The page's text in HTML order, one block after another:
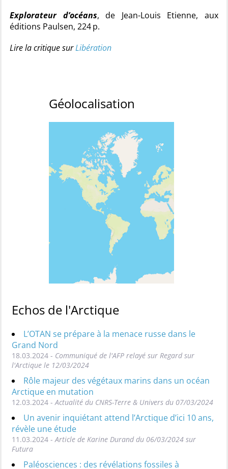
Explorateur d’océans, de Jean-Louis Etienne, aux
éditions Paulsen, 224 p.
Lire la critique surLibération
Géolocalisation
Echos de l'Arctique
L’OTAN se prépare à la menace russe dans le
Grand Nord
18.03.2024 - Communiqué de l'AFP relayé sur Regard sur
l'Arctique le 12/03/2024
Rôle majeur des végétaux marins dans un océan
Arctique en mutation
12.03.2024 - Actualité du CNRS-Terre & Univers du 07/03/2024
Un avenir inquiétant attend l’Arctique d’ici 10 ans,
révèle une étude
11.03.2024 - Article de Karine Durand du 06/03/2024 sur
Futura
Paléosciences : des révélations fossiles à